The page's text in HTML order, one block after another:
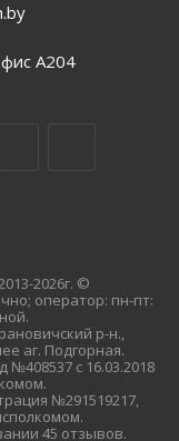
А204
2026г. ©
оператор: пн-пт:
р-н.,
аг. Подгорная.
с 16.03.2018
№291519217,
45 отзывов.